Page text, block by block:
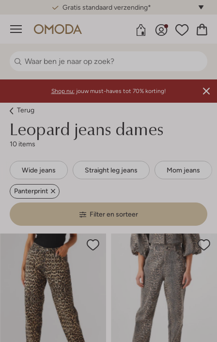
Gratis standaard verzending*
Menu
Shop nu: jouw must-haves tot 70% korting!
Terug
Leopard jeans dames
10 items
Wide jeans Straight leg jeans Mom jeans
Panterprint
Filter en sorteer